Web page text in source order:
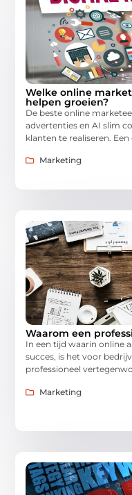
Welke online
helpen groeien?
De beste online
advertenties en AI slim
klanten te realiseren. Een
Marketing
Waarom een
In een tijd waarin online
succes, is het voor
professioneel
Marketing